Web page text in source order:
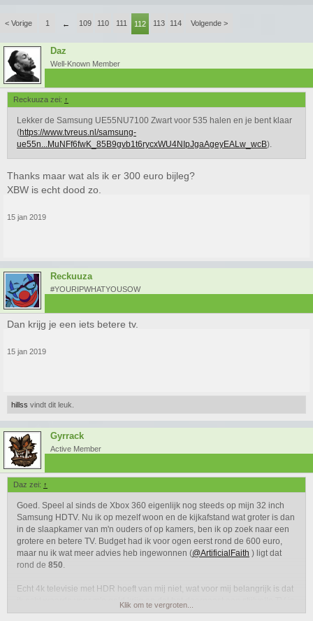
< Vorige 1 ← 109 110 111 112 113 114 Volgende >
Daz
Well-Known Member
Reckuuza zei: ↑
Lekker de Samsung UE55NU7100 Zwart voor 535 halen en je bent klaar
(https://www.tvreus.nl/samsung-
ue55n...MuNFf6fwK_85B9gvb1t6rycxWU4NIpJgaAgeyEALw_wcB).
Thanks maar wat als ik er 300 euro bijleg?
XBW is echt dood zo.
15 jan 2019
Reckuuza
#YOURIPWHATYOUSOW
Dan krijg je een iets betere tv.
15 jan 2019
hillss vindt dit leuk.
Gyrrack
Active Member
Daz zei: ↑
Goed. Speel al sinds de Xbox 360 eigenlijk nog steeds op mijn 32 inch
Samsung HDTV. Nu ik op mezelf woon en de kijkafstand wat groter is dan
in de slaapkamer van m'n ouders of op kamers, ben ik op zoek naar een
grotere en betere TV. Budget had ik voor ogen eerst rond de 600 euro,
maar nu ik wat meer advies heb ingewonnen (@ArtificialFaith ) ligt dat
rond de 850.
Echt 4k televisie met HDR hoeft van mij niet, wat voor mij belangrijk is dat
ik echt waarde voor m'n geld krijg en dat het daarnaast een stijlvolle TV is.
Qua formaat lijkt 55 inch mij wel verstandig. Mainly gebruik ik de televisie
Klik om te vergroten...